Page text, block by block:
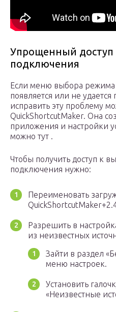
Упрощенный
подключения
Если меню выбора
появляется или не
исправить эту проблему
QuickShortcutMaker. Она
приложения и настройки
можно тут .
Чтобы получить доступ к
подключения нужно:
Переименовать
Разрешить в
из неизвестных
Зайти в раздел
меню настроек.
Установить
«Неизвестные